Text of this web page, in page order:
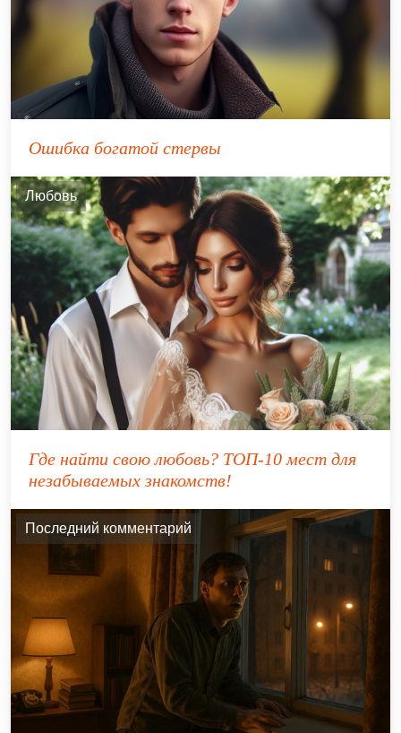
Ошибка богатой стервы
Любовь
Где найти свою любовь? ТОП-10 мест для
незабываемых знакомств!
Последний комментарий